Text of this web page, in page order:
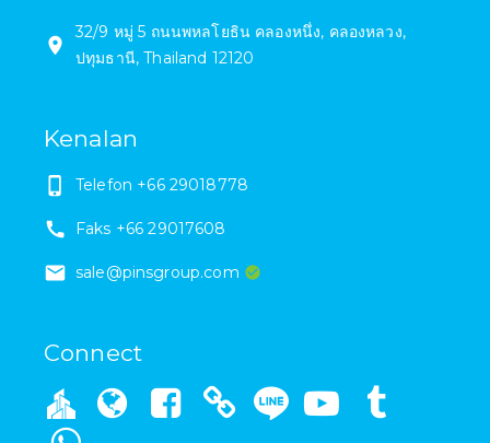
32/9 หมู่ 5 ถนนพหลโยธิน คลองหนึ่ง, คลองหลวง,
ปทุมธานี,Thailand 12120
Kenalan
Telefon +66 29018778
Faks +66 29017608
sale@pinsgroup.com
Connect